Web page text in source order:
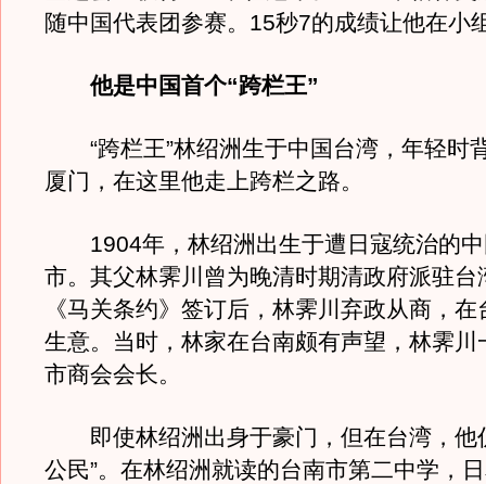
随中国代表团参赛。15秒7的成绩让他在小
他是中国首个“跨栏王”
“跨栏王”林绍洲生于中国台湾，年轻时
厦门，在这里他走上跨栏之路。
1904年，林绍洲出生于遭日寇统治的中
市。其父林霁川曾为晚清时期清政府派驻台
《马关条约》签订后，林霁川弃政从商，
生意。当时，林家在台南颇有声望，林霁川
市商会会长。
即使林绍洲出身于豪门，但在台湾，他
公民”。在林绍洲就读的台南市第二中学，